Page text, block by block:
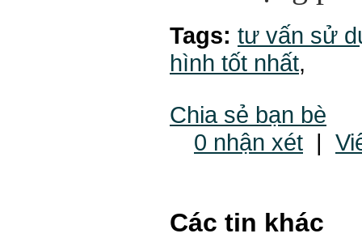
Tags: tư vấn sử
hình tốt nhất,
Chia sẻ bạn bè
0 nhận xét |
Các tin khác